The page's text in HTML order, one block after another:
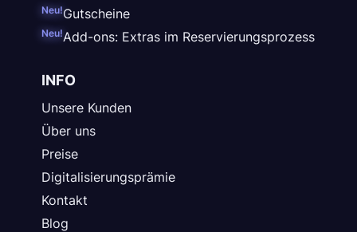
Gutscheine
Neu!
Add-ons: Extras im Reservierungsprozess
Neu!
INFO
Unsere Kunden
Über uns
Preise
Digitalisierungsprämie
Kontakt
Blog